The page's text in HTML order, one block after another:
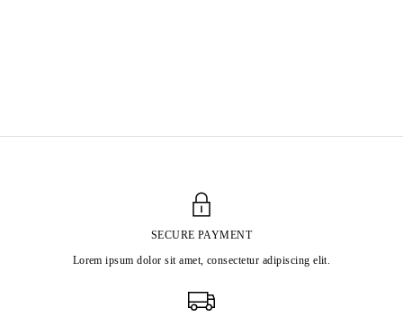
SECURE PAYMENT
Lorem ipsum dolor sit amet, consectetur adipiscing elit.